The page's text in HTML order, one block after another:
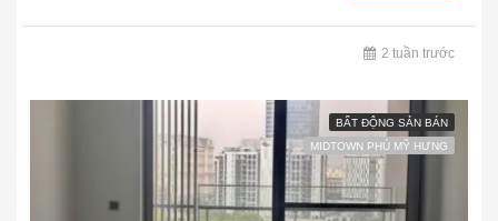
2 tuần trước
BẤT ĐỘNG SẢN BÁN
MIDTOWN PHÚ MỸ HƯNG